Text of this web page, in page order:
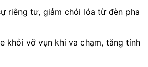
riêng tư, giảm chói lóa từ đèn pha
khỏi vỡ vụn khi va chạm, tăng tính